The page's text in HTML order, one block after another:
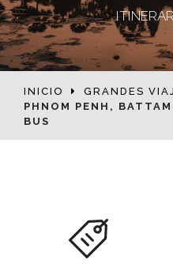
INICIO GRANDES
PHNOM PENH,
BUS